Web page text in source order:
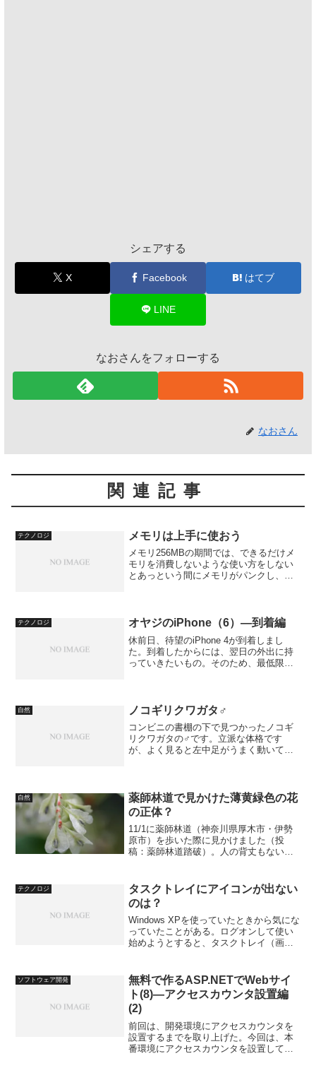
シェアする
X Facebook はてブ
LINE
なおさんをフォローする
なおさん
関連記事
テクノロジ メモリは上手に使おう
メモリ256MBの期間では、できるだけメ
モリを消費しないような使い方をしない
とあっという間にメモリがパンクし、結
い機会である。Win...
テクノロジ オヤジのiPhone（6）―到着編
休前日、待望のiPhone 4が到着しまし
た。到着したからには、翌日の外出に持
っていきたいもの。そのため、最低限の
自然 ノコギリクワガタ♂
コンビニの書棚の下で見つかったノコギ
リクワガタの♂です。立派な体格です
が、よく見ると左中足がうまく動いてい
が、出るに出られず、苦難の...
自然
薬師林道で見かけた薄黄緑色の花
の正体？
11/1に薬師林道（神奈川県厚木市・伊勢
原市）を歩いた際に見かけました（投
稿：薬師林道踏破）。人の背丈もないほ
テクノロジ
タスクトレイにアイコンが出ない
のは？
Windows XPを使っていたときから気にな
っていたことがある。ログオンして使い
始めようとすると、タスクトレイ（画面
たり、欠けていたりするのだ。たいてい
は出ていないだ...
ソフトウェア開発
無料で作るASP.NETでWebサイ
ト(8)―アクセスカウンタ設置編
(2)
前回は、開発環境にアクセスカウンタを
設置するまでを取り上げた。今回は、本
番環境にアクセスカウンタを設置してみ